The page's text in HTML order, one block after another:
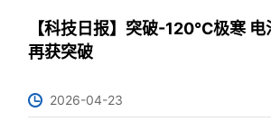
【科技日报】突破-120℃极寒 电
再获突破
2026-04-23